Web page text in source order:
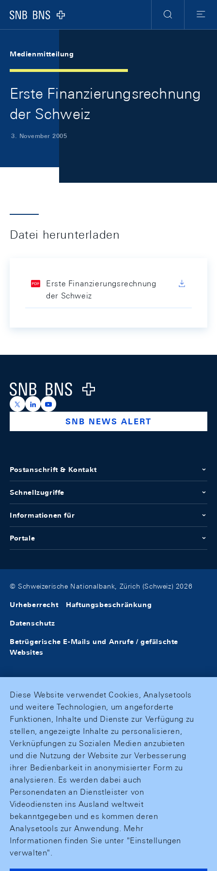
Logo
Suche
Menu
Medienmitteilung
Erste Finanzierungsrechnung
der Schweiz
3. November 2005
Datei herunterladen
Erste Finanzierungsrechnung
der Schweiz
Logo
https://x.com/snb_bns
https://ch.linkedin.com/company/swiss-national-
https://www.youtube.com/@swissnationalbank
SNB NEWS ALERT
Postanschrift & Kontakt
Schnellzugriffe
Informationen für
Portale
© Schweizerische Nationalbank, Zürich (Schweiz) 2026
Urheberrecht Haftungsbeschränkung
Datenschutz
Betrügerische E-Mails und Anrufe / gefälschte
Websites
Diese Website verwendet Cookies, Analysetools
und weitere Technologien, um angeforderte
Funktionen, Inhalte und Dienste zur Verfügung zu
stellen, angezeigte Inhalte zu personalisieren,
Verknüpfungen zu Sozialen Medien anzubieten
und die Nutzung der Website zur Verbesserung
ihrer Bedienbarkeit in anonymisierter Form zu
analysieren. Es werden dabei auch
Personendaten an Dienstleister von
Videodiensten ins Ausland weltweit
bekanntgegeben und es kommen deren
Analysetools zur Anwendung. Mehr
Informationen finden Sie unter "Einstellungen
verwalten".